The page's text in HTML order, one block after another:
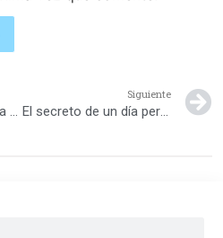
El regalo mejor: Piensa en ti primero
Siguiente
El secreto de un día perfecto